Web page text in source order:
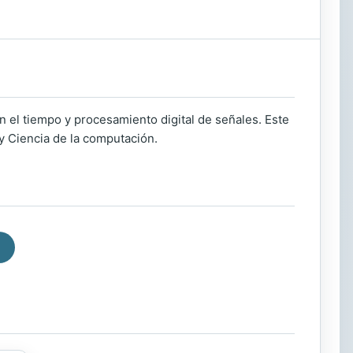
el tiempo y procesamiento digital de señales. Este
Ciencia de la computación.